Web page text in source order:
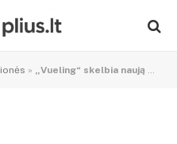
» „Vueling“ skelbia naują pigių skrydžių išpardavimą – bilietai nuo 18 eurų